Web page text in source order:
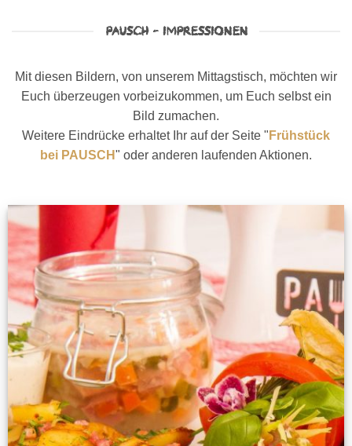
PAUSCH - IMPRESSIONEN
Mit diesen Bildern, von unserem Mittagstisch, möchten wir
Euch überzeugen vorbeizukommen, um Euch selbst ein
Bild zumachen.
Weitere Eindrücke erhaltet Ihr auf der Seite " Frühstück
bei PAUSCH" oder anderen laufenden Aktionen.